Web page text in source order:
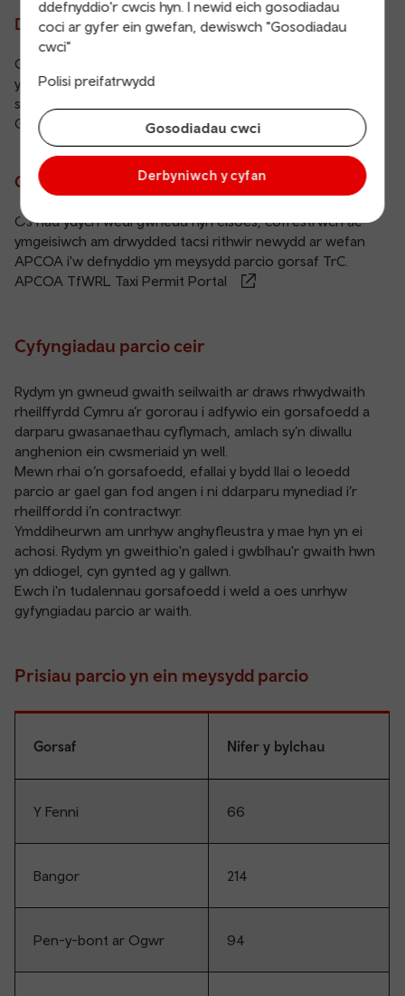
ddefnyddio'r cwcis hyn. I newid eich gosodiadau
coci ar gyfer ein gwefan, dewiswch "Gosodiadau
cwci"
Polisi preifatrwydd
Gosodiadau cwci
Derbyniwch y cyfan
Deiliad Bathodyn Glas?
Cofiwch arddangos eich bathodyn glas os ydych yn parcio
yn un o’n mannau hygyrch. Byddwch yn talu ein cyfraddau
safonol os bydd costau parcio yn berthnasol.
Gwefan APCOA
Gyrwyr tacsi
Os nad ydych wedi gwneud hyn eisoes, cofrestrwch ac
ymgeisiwch am drwydded tacsi rithwir newydd ar wefan
APCOA i'w defnyddio ym meysydd parcio gorsaf TrC.
APCOA TfWRL Taxi Permit Portal
Cyfyngiadau parcio ceir
Rydym yn gwneud gwaith seilwaith ar draws rhwydwaith
rheilffyrdd Cymru a’r gororau i adfywio ein gorsafoedd a
darparu gwasanaethau cyflymach, amlach sy’n diwallu
anghenion ein cwsmeriaid yn well.
Mewn rhai o’n gorsafoedd, efallai y bydd llai o leoedd
parcio ar gael gan fod angen i ni ddarparu mynediad i’r
rheilffordd i’n contractwyr.
Ymddiheurwn am unrhyw anghyfleustra y mae hyn yn ei
achosi. Rydym yn gweithio'n galed i gwblhau'r gwaith hwn
yn ddiogel, cyn gynted ag y gallwn.
Ewch i'n tudalennau gorsafoedd i weld a oes unrhyw
gyfyngiadau parcio ar waith.
Prisiau parcio yn ein meysydd parcio
Gorsaf Nifer y bylchau
Y Fenni 66
Bangor 214
Pen-y-bont ar Ogwr 94